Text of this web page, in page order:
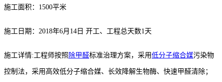
施工面积：1500平米
施工日期：2018年6月14日 开工、工程总天数1天
施工详情:工程师按照 除甲醛标准治理方案，采用低分子缩合媒污染物
控制法，采用高效低分子缩合媒、长效降解生物酶、快速甲醛清除；